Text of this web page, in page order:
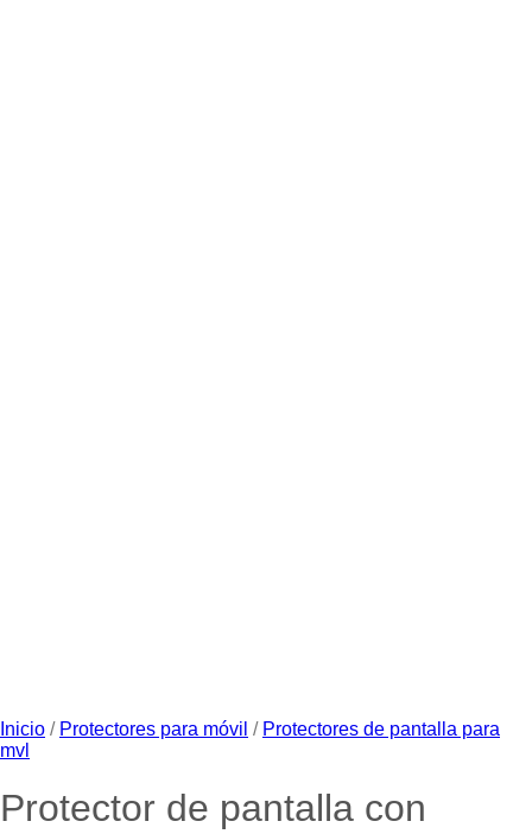
Inicio / Protectores para móvil / Protectores de pantalla para
mvl
Protector de pantalla con